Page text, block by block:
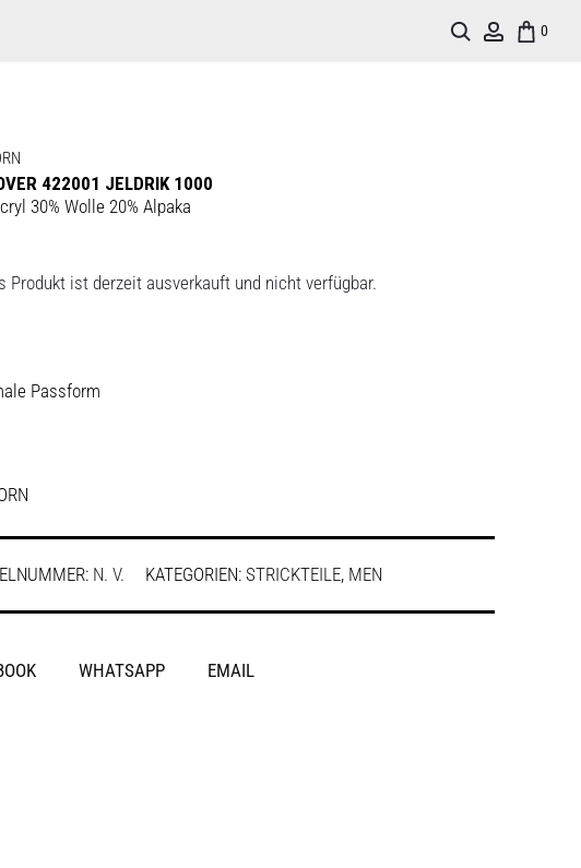
0
Account
Search
422001 JELDRIK 1000
30% Wolle 20% Alpaka
Produkt ist derzeit ausverkauft und nicht verfügbar.
Passform
N. V. KATEGORIEN: STRICKTEILE, MEN
WHATSAPP EMAIL